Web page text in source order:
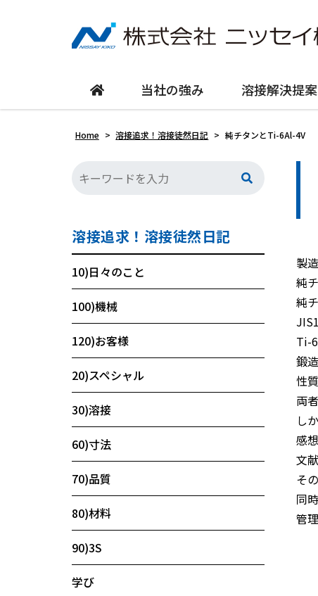
当社の強み 溶接解決提案
Home > 溶接追求！溶接徒然日記 > 純チタンとTi-6Al-4V
製
純
純
Ti-
鍛
性
両
し
感
文
そ
同
管
溶接追求！溶接徒然日記
10)日々のこと
100)機械
120)お客様
20)スペシャル
30)溶接
60)寸法
70)品質
80)材料
90)3S
学び